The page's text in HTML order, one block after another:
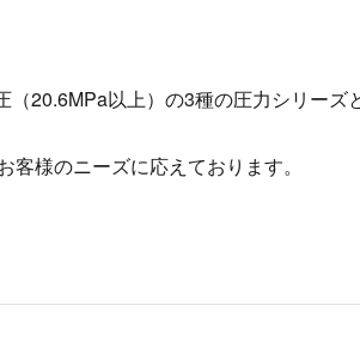
20.6MPa以上）の3種の圧力シリーズ
様のニーズに応えております。